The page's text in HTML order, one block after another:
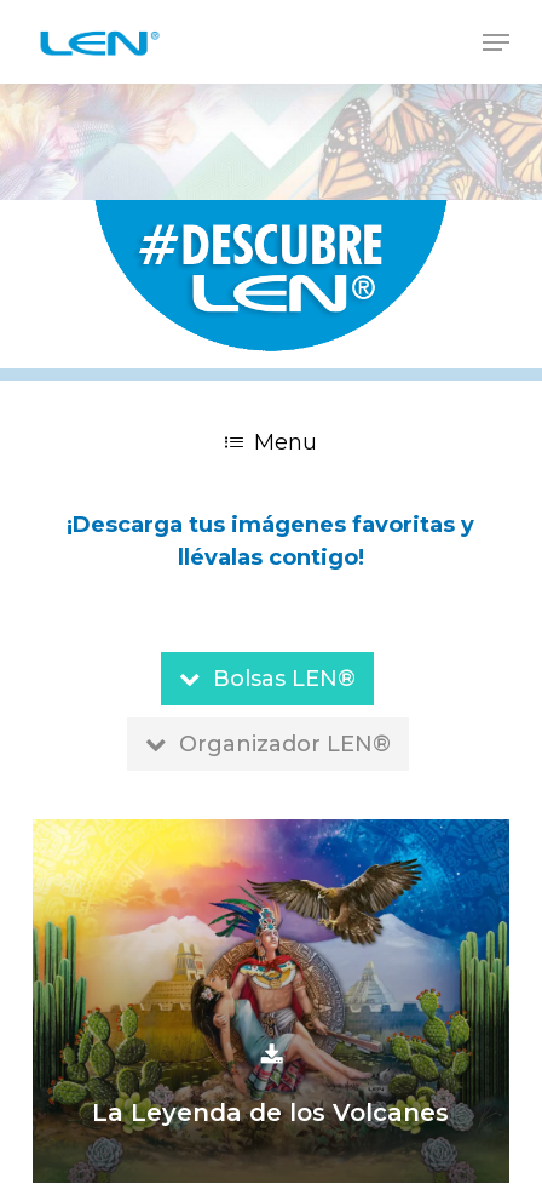
main
content
Menu
¡Descarga tus imágenes favoritas y
llévalas contigo!
Bolsas LEN®
Organizador LEN®
La Leyenda de los Volcanes
Close
Menu